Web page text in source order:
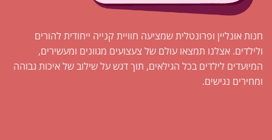
חנות אונליין ופרונטלית שמציעה חוויית קנייה ייחודית להורים
ולילדים. אצלנו תמצאו עולם של צעצועים מגוונים ומעשירים,
המיועדים לילדים בכל הגילאים, תוך דגש על שילוב של איכות גבוהה
ומחירים נגישים.